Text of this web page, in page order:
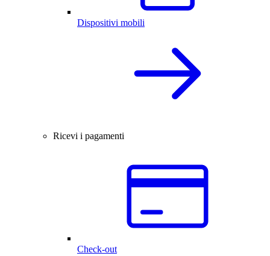
Dispositivi mobili
Ricevi i pagamenti
Check-out